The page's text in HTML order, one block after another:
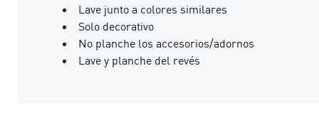
Lave junto a colores similares
Solo decorativo
No planche los accesorios/adornos
Lave y planche del revés